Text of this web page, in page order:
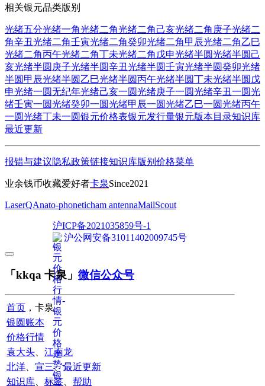
相关银元品类版别
光绪五分光绪一角光绪二角光绪二角己亥光绪二角庚子光绪二
角辛丑光绪二角壬寅光绪二角癸卯光绪二角甲辰光绪二角乙巳
光绪二角丙午光绪二角丁未光绪二角戊申光绪半圆光绪半圆己
亥光绪半圆庚子光绪半圆辛丑光绪半圆壬寅光绪半圆癸卯光绪
半圆甲辰光绪半圆乙巳光绪半圆丙午光绪半圆丁未光绪半圆戊
申光绪一圆无纪年光绪己亥一圆光绪庚子一圆光绪辛丑一圆光
绪壬寅一圆光绪癸卯一圆光绪甲辰一圆光绪乙巳一圆光绪丙午
一圆光绪丁未一圆银元价格表银元发行量银元版本目录知识库
最近更新
报错与建议隐私政策链接知识库版别 价格菜单
业余钱币收藏爱好者卡泉Since2021
LaserQAnato-phoneticham antennaMailScout
沪ICP备2021035859号-1
沪公网安备31011402009745号
「kkqa 卡泉」 微信公众号
首页 ，卡泉
银圆账本
价格行情
袁大头
江南龙
北洋
宣三、最近更新
知识库
标签 帮助